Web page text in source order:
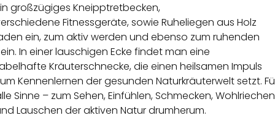
großzügiges Kneipptretbecken,
Fitnessgeräte, sowie Ruheliegen aus Holz
ein, zum aktiv werden und ebenso zum ruhenden
In einer lauschigen Ecke findet man eine
Kräuterschnecke, die einen heilsamen Impuls
Kennenlernen der gesunden Naturkräuterwelt setzt.
Sinne – zum Sehen, Einfühlen, Schmecken, Wohlriechen
Lauschen der aktiven Natur drumherum.